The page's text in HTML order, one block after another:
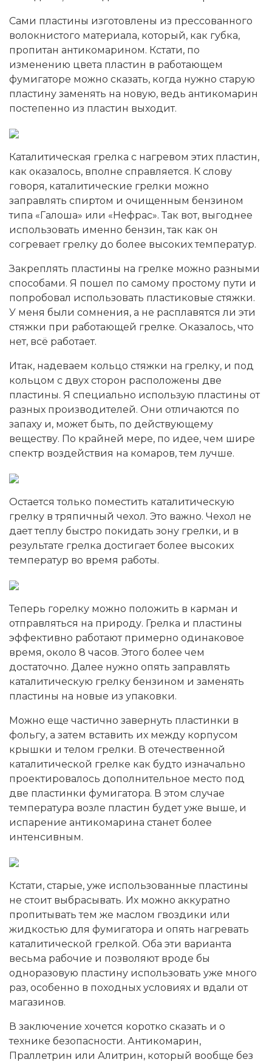
Сами пластины изготовлены из прессованного
волокнистого материала, который, как губка,
пропитан антикомарином. Кстати, по
изменению цвета пластин в работающем
фумигаторе можно сказать, когда нужно старую
пластину заменять на новую, ведь антикомарин
постепенно из пластин выходит.
Каталитическая грелка с нагревом этих пластин,
как оказалось, вполне справляется. К слову
говоря, каталитические грелки можно
заправлять спиртом и очищенным бензином
типа «Галоша» или «Нефрас». Так вот, выгоднее
использовать именно бензин, так как он
согревает грелку до более высоких температур.
Закреплять пластины на грелке можно разными
способами. Я пошел по самому простому пути и
попробовал использовать пластиковые стяжки.
У меня были сомнения, а не расплавятся ли эти
стяжки при работающей грелке. Оказалось, что
нет, всё работает.
Итак, надеваем кольцо стяжки на грелку, и под
кольцом с двух сторон расположены две
пластины. Я специально использую пластины от
разных производителей. Они отличаются по
запаху и, может быть, по действующему
веществу. По крайней мере, по идее, чем шире
спектр воздействия на комаров, тем лучше.
Остается только поместить каталитическую
грелку в тряпичный чехол. Это важно. Чехол не
дает теплу быстро покидать зону грелки, и в
результате грелка достигает более высоких
температур во время работы.
Теперь горелку можно положить в карман и
отправляться на природу. Грелка и пластины
эффективно работают примерно одинаковое
время, около 8 часов. Этого более чем
достаточно. Далее нужно опять заправлять
каталитическую грелку бензином и заменять
пластины на новые из упаковки.
Можно еще частично завернуть пластинки в
фольгу, а затем вставить их между корпусом
крышки и телом грелки. В отечественной
каталитической грелке как будто изначально
проектировалось дополнительное место под
две пластинки фумигатора. В этом случае
температура возле пластин будет уже выше, и
испарение антикомарина станет более
интенсивным.
Кстати, старые, уже использованные пластины
не стоит выбрасывать. Их можно аккуратно
пропитывать тем же маслом гвоздики или
жидкостью для фумигатора и опять нагревать
каталитической грелкой. Оба эти варианта
весьма рабочие и позволяют вроде бы
одноразовую пластину использовать уже много
раз, особенно в походных условиях и вдали от
магазинов.
В заключение хочется коротко сказать и о
технике безопасности. Антикомарин,
Праллетрин или Алитрин, который вообще без